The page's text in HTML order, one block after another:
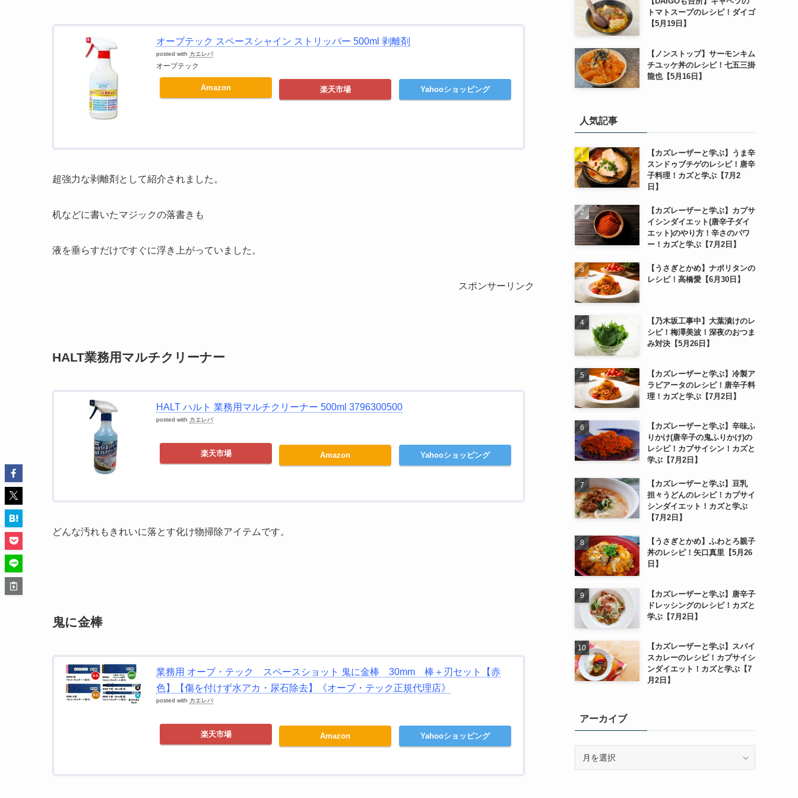
オーブテック スペースシャイン ストリッパー 500ml 剥離剤
posted with カエレバ
オーブテック
Amazon 楽天市場 Yahooショッピング
超強力な剥離剤として紹介されました。
机などに書いたマジックの落書きも
液を垂らすだけですぐに浮き上がっていました。
スポンサーリンク
HALT業務用マルチクリーナー
HALT ハルト 業務用マルチクリーナー 500ml 3796300500
posted with カエレバ
楽天市場 Amazon Yahooショッピング
どんな汚れもきれいに落とす化け物掃除アイテムです。
鬼に金棒
業務用 オーブ・テック スペースショット 鬼に金棒 30mm 棒＋刃セット【赤
色】【傷を付けず水アカ・尿石除去】《オーブ・テック正規代理店》
posted with カエレバ
楽天市場 Amazon Yahooショッピング
トマトスープのレシピ！ダイゴ
【5月19日】
【ノンストップ】サーモンキム
チユッケ丼のレシピ！七五三掛
龍也【5月16日】
人気記事
【カズレーザーと学ぶ】うま辛
スンドゥブチゲのレシピ！唐辛
子料理！カズと学ぶ【7月2
日】
【カズレーザーと学ぶ】カプサ
イシンダイエット(唐辛子ダイ
エット)のやり方！辛さのパワ
ー！カズと学ぶ【7月2日】
【うさぎとかめ】ナポリタンの
レシピ！高橋愛【6月30日】
【乃木坂工事中】大葉漬けのレ
シピ！梅澤美波！深夜のおつま
み対決【5月26日】
【カズレーザーと学ぶ】冷製ア
ラビアータのレシピ！唐辛子料
理！カズと学ぶ【7月2日】
【カズレーザーと学ぶ】辛味ふ
りかけ(唐辛子の鬼ふりかけ)の
レシピ！カプサイシン！カズと
学ぶ【7月2日】
【カズレーザーと学ぶ】豆乳
担々うどんのレシピ！カプサイ
シンダイエット！カズと学ぶ
【7月2日】
【うさぎとかめ】ふわとろ親子
丼のレシピ！矢口真里【5月26
日】
【カズレーザーと学ぶ】唐辛子
ドレッシングのレシピ！カズと
学ぶ【7月2日】
【カズレーザーと学ぶ】スパイ
スカレーのレシピ！カプサイシ
ンダイエット！カズと学ぶ【7
月2日】
アーカイブ